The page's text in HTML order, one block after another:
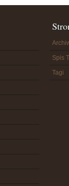
Spis
Tagi